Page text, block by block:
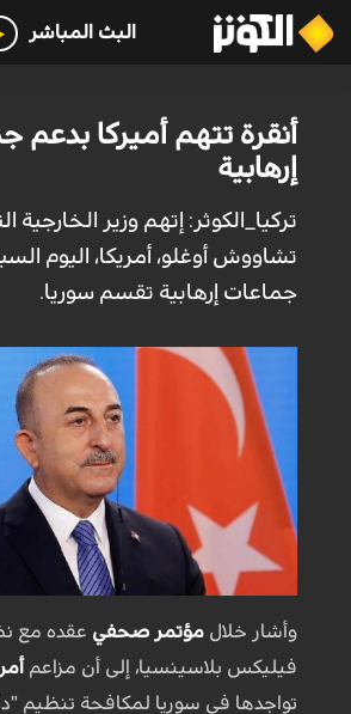
البث المباشر
أنقرة تتهم أميركا بدعم
إرهابية
تركيا_الكوثر: إتهم وزير الخارجية
تشاووش أوغلو، أمريكا، اليوم
جماعات إرهابية تقسم سوريا.
وأشار خلال مؤتمر صحفي عقده مع
فيليكس بلاسينسيا، إلى أن مزاعم
تواجدها في سوريا لمكافحة تنظيم